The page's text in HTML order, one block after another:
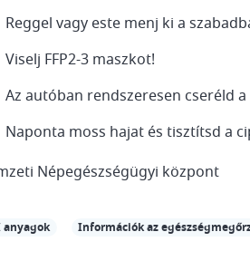
Reggel vagy este menj ki a
Viselj FFP2-3 maszkot!
Az autóban rendszeresen cseréld
Naponta moss hajat és tisztítsd a
Népegészségügyi központ
anyagok Információk az